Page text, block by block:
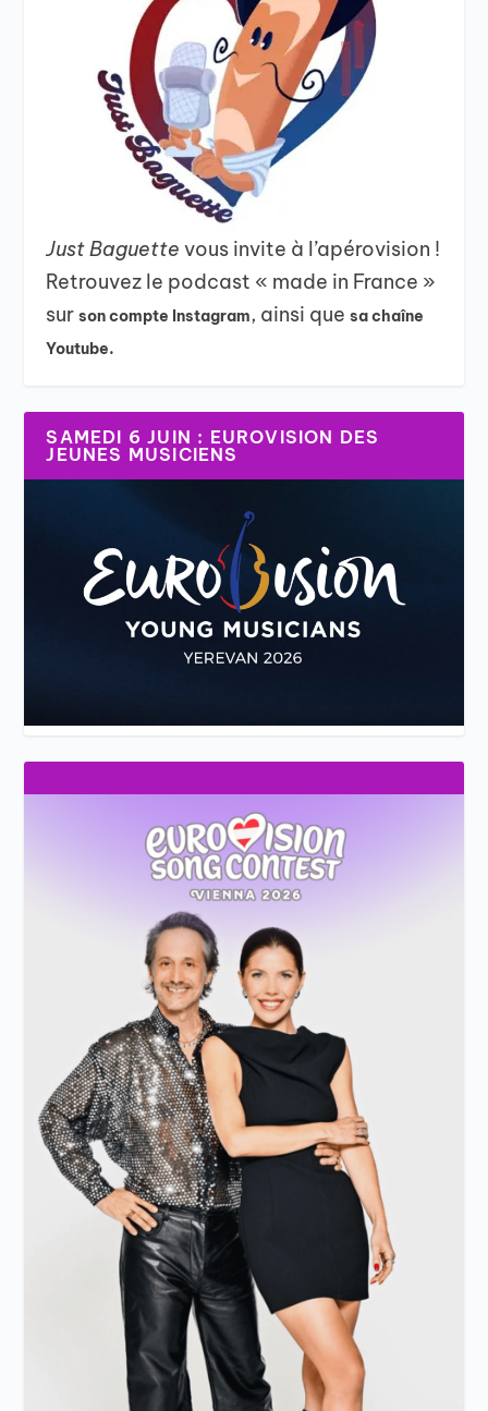
Just Baguettevous invite à l’apérovision !
Retrouvez le podcast « made in France »
surson compte Instagram, ainsi quesa chaîne
Youtube.
SAMEDI 6 JUIN : EUROVISION DES
JEUNES MUSICIENS